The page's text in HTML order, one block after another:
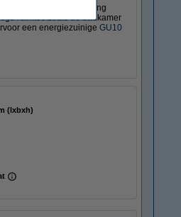
elke ruimte in uw woning
ruimtes zoals de badkamer
een energiezuinige GU10
mm (lxbxh)